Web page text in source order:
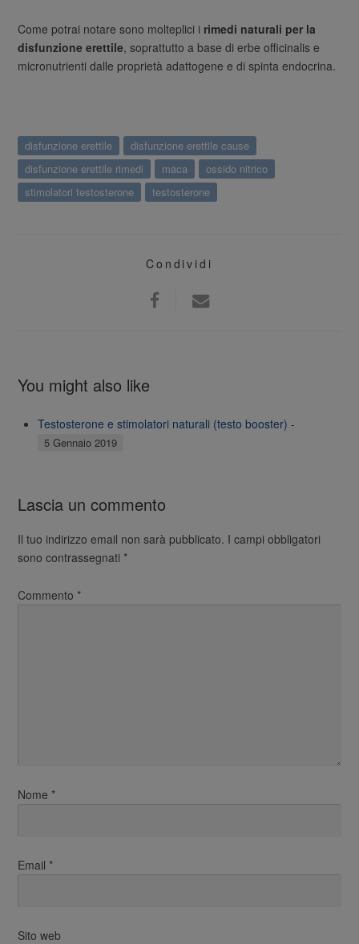
Come potrai notare sono molteplici i rimedi naturali per la
disfunzione erettile, soprattutto a base di erbe officinalis e
micronutrienti dalle proprietà adattogene e di spinta endocrina.
disfunzione erettile
disfunzione erettile cause
disfunzione erettile rimedi
maca
ossido nitrico
stimolatori testosterone
testosterone
Condividi
You might also like
Testosterone e stimolatori naturali (testo booster) -
5 Gennaio 2019
Lascia un commento
Il tuo indirizzo email non sarà pubblicato. I campi obbligatori
sono contrassegnati*
Commento*
Nome*
Email*
Sito web